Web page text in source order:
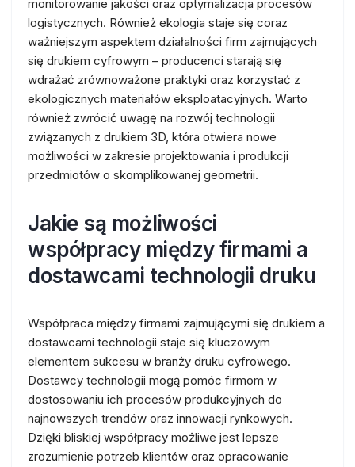
monitorowanie jakości oraz optymalizacja procesów
logistycznych. Również ekologia staje się coraz
ważniejszym aspektem działalności firm zajmujących
się drukiem cyfrowym – producenci starają się
wdrażać zrównoważone praktyki oraz korzystać z
ekologicznych materiałów eksploatacyjnych. Warto
również zwrócić uwagę na rozwój technologii
związanych z drukiem 3D, która otwiera nowe
możliwości w zakresie projektowania i produkcji
przedmiotów o skomplikowanej geometrii.
Jakie są możliwości
współpracy między firmami a
dostawcami technologii druku
Współpraca między firmami zajmującymi się drukiem a
dostawcami technologii staje się kluczowym
elementem sukcesu w branży druku cyfrowego.
Dostawcy technologii mogą pomóc firmom w
dostosowaniu ich procesów produkcyjnych do
najnowszych trendów oraz innowacji rynkowych.
Dzięki bliskiej współpracy możliwe jest lepsze
zrozumienie potrzeb klientów oraz opracowanie